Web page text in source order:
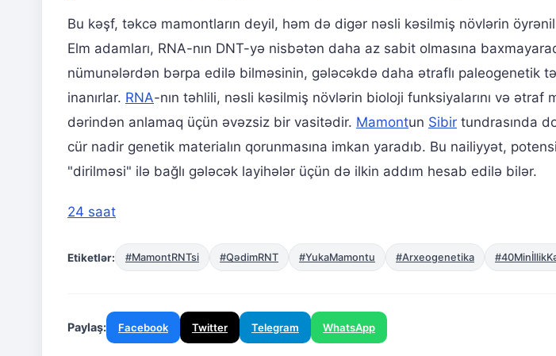
Bu kəşf, təkcə mamontların deyil, həm də digər nəsli kəsilmiş növlərin
Elm adamları, RNA-nın DNT-yə nisbətən daha az sabit olmasına
nümunələrdən bərpa edilə bilməsinin, gələcəkdə daha ətraflı paleogenetik
inanırlar. RNA-nın təhlili, nəsli kəsilmiş növlərin bioloji funksiyalarını və ətraf
dərindən anlamaq üçün əvəzsiz bir vasitədir. Mamontun Sibir tundrasında
cür nadir genetik materialın qorunmasına imkan yaradıb. Bu nailiyyət,
"dirilməsi" ilə bağlı gələcək layihələr üçün də ilkin addım hesab edilə bilər.
24 saat
Etiketlər: #MamontRNTsi #QədimRNT #YukaMamontu #Arxeogenetika
Paylaş: Facebook Twitter Telegram WhatsApp